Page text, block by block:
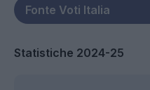
Statistiche 2024-25